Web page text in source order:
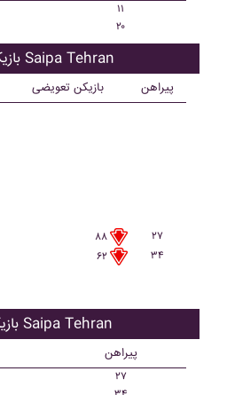
۱۱
۲۰
بازیکنان اصلی Saipa Tehran
بازیکن تعویضی پیراهن
۸۸
۲۷
۶۲
۳۴
بازیکن ذحیره Saipa Tehran
پیراهن
۲۷